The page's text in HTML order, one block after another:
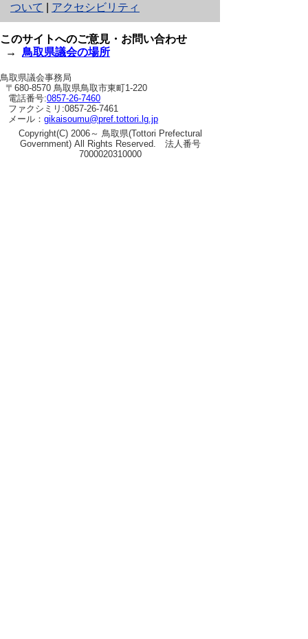
り
ッ
へ
の
ついて
アクセシビリティ
このサイトへのご意見・お問い合わせ
→ 鳥取県議会の場所
鳥取県議会事務局
〒680-8570 鳥取県鳥取市東町1-220
電話番号:0857-26-7460
ファクシミリ:0857-26-7461
メール： gikaisoumu@pref.tottori.lg.jp
Copyright(C) 2006～ 鳥取県(Tottori Prefectural
Government) All Rights Reserved. 法人番号
7000020310000